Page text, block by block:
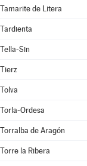
Tamarite de Litera
Tardienta
Tella-Sin
Tierz
Tolva
Torla-Ordesa
Torralba de Aragón
Torre la Ribera